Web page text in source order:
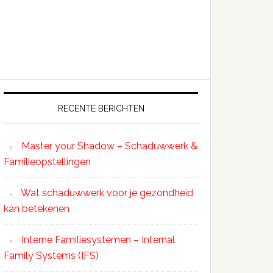
RECENTE BERICHTEN
Master your Shadow – Schaduwwerk &
Familieopstellingen
Wat schaduwwerk voor je gezondheid
kan betekenen
Interne Familiesystemen – Internal
Family Systems (IFS)